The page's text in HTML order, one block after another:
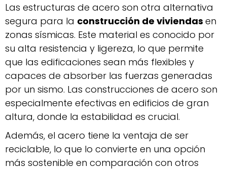
Las estructuras de acero son otra alternativa
segura para la construcción de viviendas en
zonas sísmicas. Este material es conocido por
su alta resistencia y ligereza, lo que permite
que las edificaciones sean más flexibles y
capaces de absorber las fuerzas generadas
por un sismo. Las construcciones de acero son
especialmente efectivas en edificios de gran
altura, donde la estabilidad es crucial.
Además, el acero tiene la ventaja de ser
reciclable, lo que lo convierte en una opción
más sostenible en comparación con otros